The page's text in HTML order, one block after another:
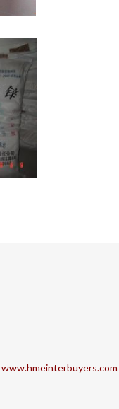
www.hmeinterbuyers.com